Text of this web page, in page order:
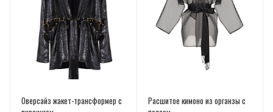
Оверсайз жакет-трансформер с
Расшитое кимоно из органзы с